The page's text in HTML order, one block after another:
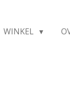
WINKEL